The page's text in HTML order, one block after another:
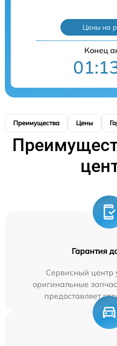
Цены на
Конец
Преимущества Цены
Гарантия
Сервисный центр
оригинальные
предоставляет